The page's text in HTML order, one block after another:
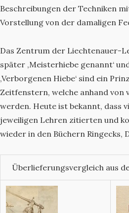
Beschreibungen der Techniken
Vorstellung von der damaligen
Das Zentrum der Liechtenauer-
später ‚Meisterhiebe genannt‘
‚Verborgenen Hiebe‘ sind ein
Zeitfenstern, welche anhand von
werden. Heute ist bekannt, dass
jeweiligen Lehren zitierten und
wieder in den Büchern Ringecks,
Überlieferungsvergleich aus